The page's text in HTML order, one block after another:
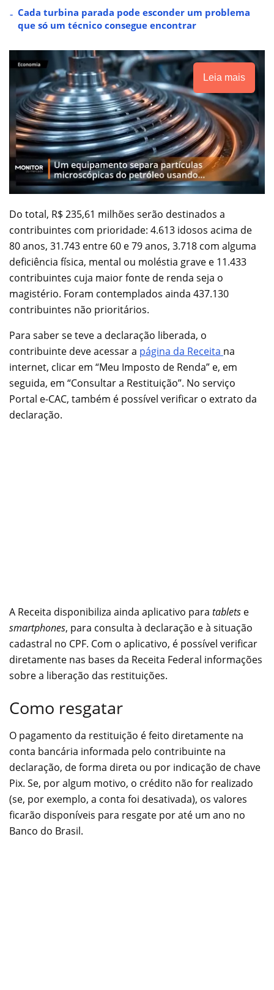
Cada turbina parada pode esconder um problema
que só um técnico consegue encontrar
Leia mais
Do total, R$ 235,61 milhões serão destinados a
contribuintes com prioridade: 4.613 idosos acima de
80 anos, 31.743 entre 60 e 79 anos, 3.718 com alguma
deficiência física, mental ou moléstia grave e 11.433
contribuintes cuja maior fonte de renda seja o
magistério. Foram contemplados ainda 437.130
contribuintes não prioritários.
Para saber se teve a declaração liberada, o
contribuinte deve acessar a página da Receita na
internet, clicar em “Meu Imposto de Renda” e, em
seguida, em “Consultar a Restituição”. No serviço
Portal e-CAC, também é possível verificar o extrato da
declaração.
A Receita disponibiliza ainda aplicativo para tablets e
smartphones, para consulta à declaração e à situação
cadastral no CPF. Com o aplicativo, é possível verificar
diretamente nas bases da Receita Federal informações
sobre a liberação das restituições.
Como resgatar
O pagamento da restituição é feito diretamente na
conta bancária informada pelo contribuinte na
declaração, de forma direta ou por indicação de chave
Pix. Se, por algum motivo, o crédito não for realizado
(se, por exemplo, a conta foi desativada), os valores
ficarão disponíveis para resgate por até um ano no
Banco do Brasil.